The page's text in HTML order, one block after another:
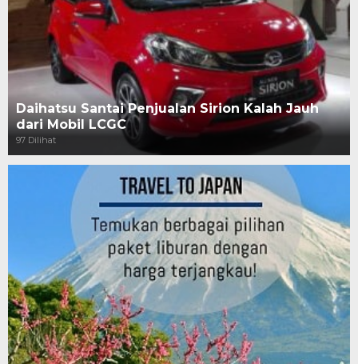
Daihatsu Santai Penjualan Sirion Kalah Jauh
dari Mobil LCGC
97 Dilihat